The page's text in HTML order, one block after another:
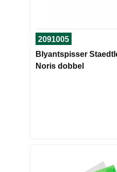
2091005
Blyantspisser
Noris dobbel